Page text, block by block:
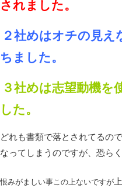
されました。
２社めはオチの見え
ちました。
３社めは志望動機を
した。
どれも書類で落とされてるの
なってしまうのですが、恐ら
恨みがましい事この上ないですが